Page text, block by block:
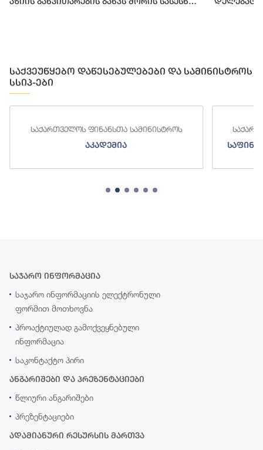
საქვეუწყებო დაწესებულებები და სამინისტროს
სსიპ-ები
საქართველოს ფინანსთა სამინისტროს
აკადემია
საჯარო ინფორმაცია
საჯარო ინფორმაციის ელექტრონული
ფორმით მოთხოვნა
პროაქტიულად გამოქვეყნებული
ინფორმაცია
საკონტაქტო პირი
ანგარიშები და პრეზენტაციები
წლიური ანგარიშები
პრეზენტაციები
ადამიანური რესურსის მართვა